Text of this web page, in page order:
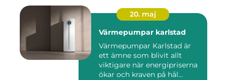
20. maj
Värmepumpar karlstad
Värmepumpar Karlstad är
ett ämne som blivit allt
viktigare när energipriserna
ökar och kraven på hål...